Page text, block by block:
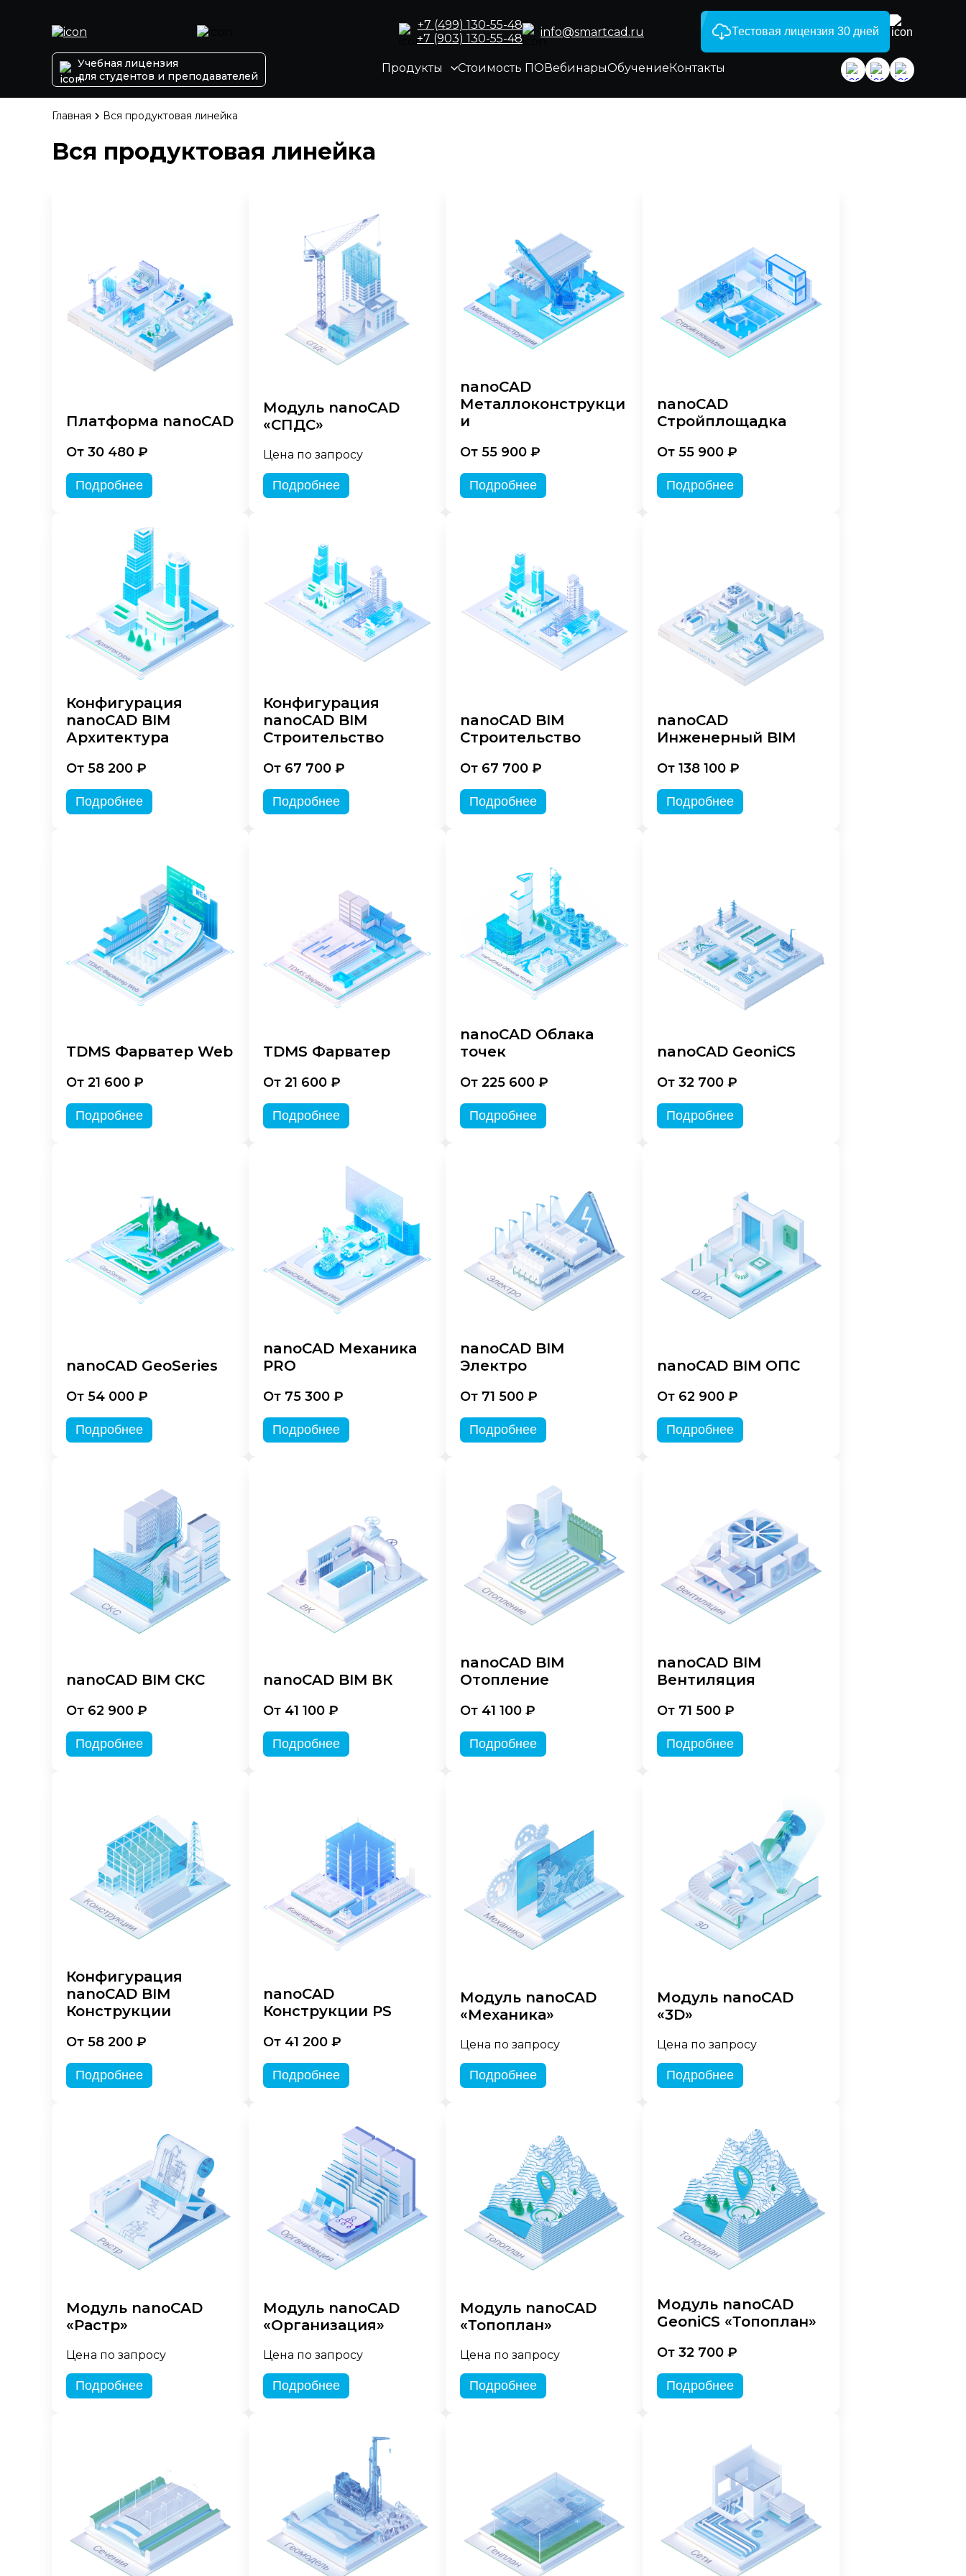
+7 (499) 130-55-48
+7 (903) 130-55-48
info@smartcad.ru Тестовая лицензия 30 дней
Учебная лицензия
для студентов и преподавателей
Продукты Стоимость ПОВебинарыОбучениеКонтакты
Главная Вся продуктовая линейка
Вся продуктовая линейка
Платформа nanoCAD
От 30 480 ₽
Подробнее
Модуль nanoCAD
«СПДС»
Цена по запросу
Подробнее
nanoCAD
Металлоконструкци
и
От 55 900 ₽
Подробнее
nanoCAD
Стройплощадка
От 55 900 ₽
Подробнее
Конфигурация
nanoCAD BIM
Архитектура
От 58 200 ₽
Подробнее
Конфигурация
nanoCAD BIM
Строительство
От 67 700 ₽
Подробнее
nanoCAD BIM
Строительство
От 67 700 ₽
Подробнее
nanoCAD
Инженерный BIM
От 138 100 ₽
Подробнее
TDMS Фарватер Web
От 21 600 ₽
Подробнее
TDMS Фарватер
От 21 600 ₽
Подробнее
nanoCAD Облака
точек
От 225 600 ₽
Подробнее
nanoCAD GeoniCS
От 32 700 ₽
Подробнее
nanoCAD GeoSeries
От 54 000 ₽
Подробнее
nanoCAD Механика
PRO
От 75 300 ₽
Подробнее
nanoCAD BIM
Электро
От 71 500 ₽
Подробнее
nanoCAD BIM ОПС
От 62 900 ₽
Подробнее
nanoCAD BIM СКС
От 62 900 ₽
Подробнее
nanoCAD BIM ВК
От 41 100 ₽
Подробнее
nanoCAD BIM
Отопление
От 41 100 ₽
Подробнее
nanoCAD BIM
Вентиляция
От 71 500 ₽
Подробнее
Конфигурация
nanoCAD BIM
Конструкции
От 58 200 ₽
Подробнее
nanoCAD
Конструкции PS
От 41 200 ₽
Подробнее
Модуль nanoCAD
«Механика»
Цена по запросу
Подробнее
Модуль nanoCAD
«3D»
Цена по запросу
Подробнее
Модуль nanoCAD
«Растр»
Цена по запросу
Подробнее
Модуль nanoCAD
«Организация»
Цена по запросу
Подробнее
Модуль nanoCAD
«Топоплан»
Цена по запросу
Подробнее
Модуль nanoCAD
GeoniCS «Топоплан»
От 32 700 ₽
Подробнее